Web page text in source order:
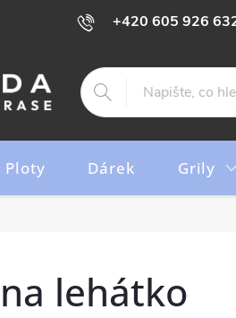
+420 605 926
Ploty Dárek Grily
lehátko